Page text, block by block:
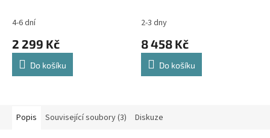
4-6 dní
2 299 Kč
Do košíku
2-3 dny
8 458 Kč
Do košíku
Popis Související soubory (3) Diskuze